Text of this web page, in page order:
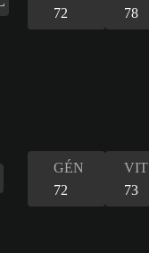
72
78
GÉN
72
VIT
73